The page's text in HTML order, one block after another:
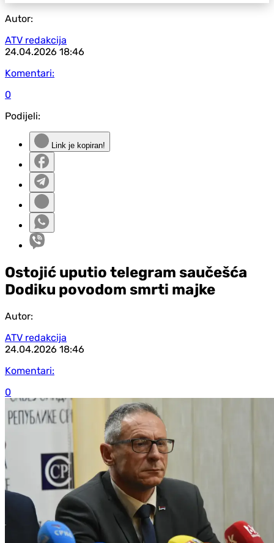
Autor:
ATV redakcija
24.04.2026 18:46
Komentari:
0
Podijeli:
Link je kopiran!
Ostojić uputio telegram saučešća
Dodiku povodom smrti majke
Autor:
ATV redakcija
24.04.2026 18:46
Komentari:
0